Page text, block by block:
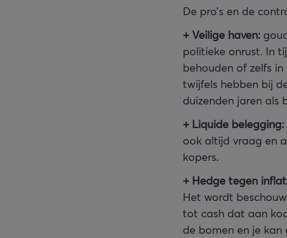
De pro’s en de
+ Veilige haven:
politieke onrust. In
behouden of zelfs
twijfels hebben bij
duizenden jaren als
+ Liquide belegging:
ook altijd vraag en
kopers.
+ Hedge tegen
Het wordt
tot cash dat aan
de bomen en je kan